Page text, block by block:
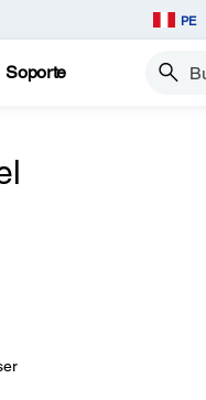
PE
Soporte Buscar